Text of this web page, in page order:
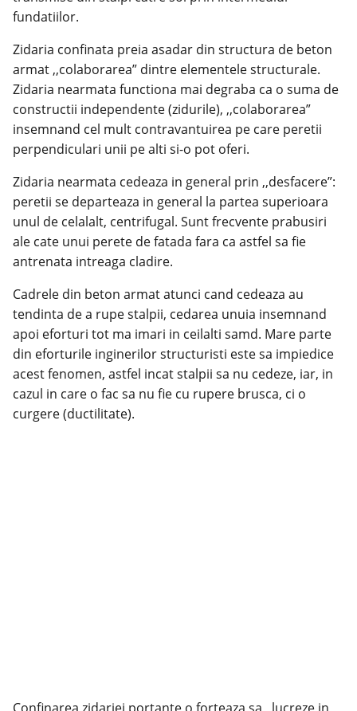
fundatiilor.
Zidaria confinata preia asadar din structura de beton
armat ,,colaborarea” dintre elementele structurale.
Zidaria nearmata functiona mai degraba ca o suma de
constructii independente (zidurile), ,,colaborarea”
insemnand cel mult contravantuirea pe care peretii
perpendiculari unii pe alti si-o pot oferi.
Zidaria nearmata cedeaza in general prin ,,desfacere”:
peretii se departeaza in general la partea superioara
unul de celalalt, centrifugal. Sunt frecvente prabusiri
ale cate unui perete de fatada fara ca astfel sa fie
antrenata intreaga cladire.
Cadrele din beton armat atunci cand cedeaza au
tendinta de a rupe stalpii, cedarea unuia insemnand
apoi eforturi tot ma imari in ceilalti samd. Mare parte
din eforturile inginerilor structuristi este sa impiedice
acest fenomen, astfel incat stalpii sa nu cedeze, iar, in
cazul in care o fac sa nu fie cu rupere brusca, ci o
curgere (ductilitate).